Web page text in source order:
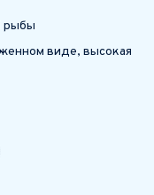
рыбы
виде, высокая